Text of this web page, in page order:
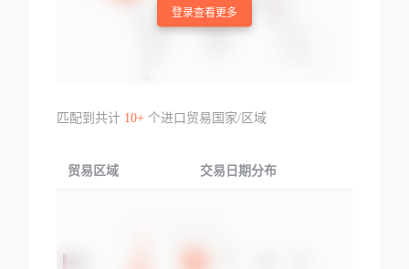
登录查看更多
匹配到共计 10+个进口贸易国家/区域
贸易区域 交易日期分布